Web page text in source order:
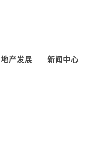
地产发展 新闻中心